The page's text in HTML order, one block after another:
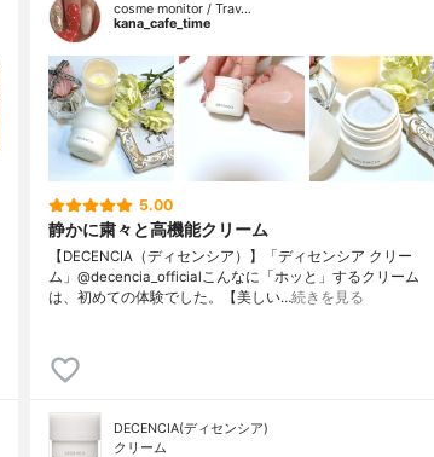
cosme monitor / Trav…
kana_cafe_time
5.00
静かに粛々と高機能クリーム
【DECENCIA（ディセンシア）】「ディセンシア クリー
ム」@decencia_officialこんなに「ホッと」するクリーム
は、初めての体験でした。【美しい…続きを見る
DECENCIA(ディセンシア)
クリーム